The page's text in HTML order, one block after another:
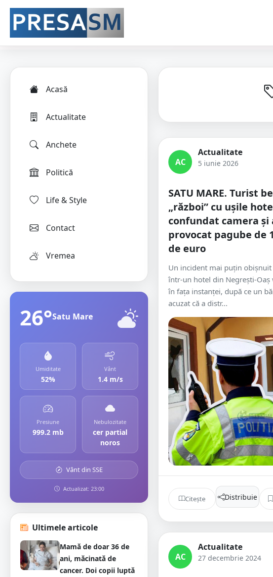
Acasă
Actualitate
Anchete
Politică
Life & Style
Contact
Vremea
26°Satu Mare
Umiditate
52%
Vânt
1.4 m/s
Presiune
999.2 mb
Nebulozitate
cer partial
noros
Vânt din SSE
Actualizat: 23:00
Ultimele articole
Mamă de doar 36 de
ani, măcinată de
cancer. Doi copii luptă
AC
Actualitate
5 iunie 2026
SATU MARE. Turist
„război” cu ușile
confundat camera și
provocat pagube de
de euro
Un incident mai puțin
într-un hotel din Negrești-Oaș
în fața instanței, după ce un
acuzat că a distr...
Citește Distribuie
AC
Actualitate
27 decembrie 2024